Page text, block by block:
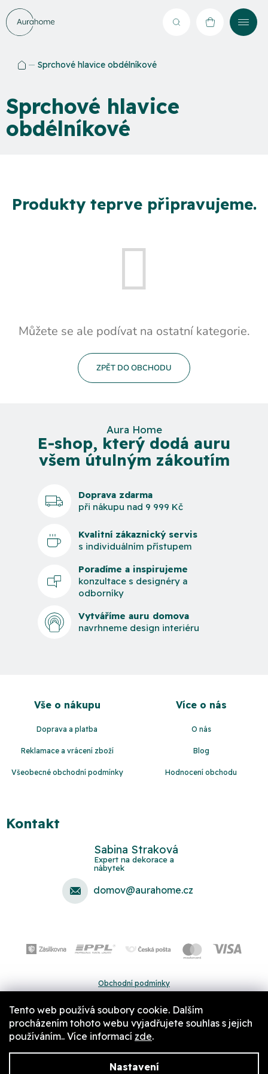
Tento web používá soubory cookie. Dalším
procházením tohoto webu vyjadřujete souhlas s jejich
používáním.. Více informací zde.
Nastavení
Přejít
na
obsah
Hledat NÁKUPNÍ
Sprchové hlavice obdélníkové
Sprchové hlavice
obdélníkové
Produkty teprve připravujeme.
Můžete se ale podívat na ostatní kategorie.
ZPĚT DO OBCHODU
Aura Home
E-shop, který dodá auru
všem útulným zákoutím
Doprava zdarma
při nákupu nad 9 999 Kč
Kvalitní zákaznický servis
s individuálním přístupem
Poradíme a inspirujeme
konzultace s designéry a
odborníky
Vytváříme auru domova
navrhneme design interiéru
Vše o nákupu
Doprava a platba
Reklamace a vrácení zboží
Všeobecné obchodní podmínky
Více o nás
O nás
Blog
Hodnocení obchodu
Kontakt
Sabina Straková
domov@aurahome.cz
Obchodní podmínky
Pravidla a nastavení cookies